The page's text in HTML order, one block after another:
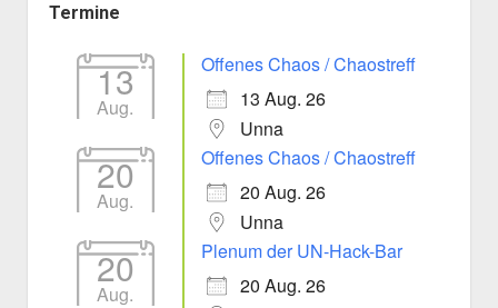
Termine
13
Aug.
Offenes Chaos / Chaostreff
13 Aug. 26
Unna
20
Aug.
Offenes Chaos / Chaostreff
20 Aug. 26
Unna
20
Aug.
Plenum der UN-Hack-Bar
20 Aug. 26